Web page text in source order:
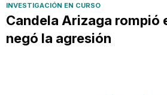
INVESTIGACIÓN EN CURSO
Candela Arizaga rompió
negó la agresión